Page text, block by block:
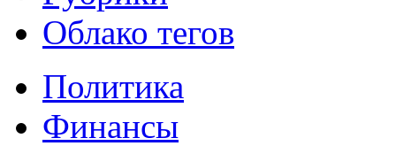
Облако тегов
Политика
Финансы